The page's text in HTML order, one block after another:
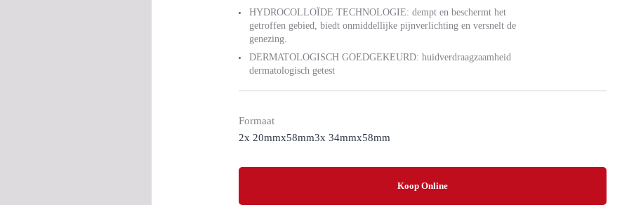
HYDROCOLLOÏDE TECHNOLOGIE: dempt en beschermt het
getroffen gebied, biedt onmiddellijke pijnverlichting en versnelt de
genezing.
DERMATOLOGISCH GOEDGEKEURD: huidverdraagzaamheid
dermatologisch getest
Formaat
2x 20mmx58mm3x 34mmx58mm
Koop Online